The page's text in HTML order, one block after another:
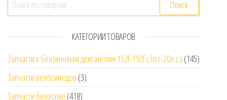
Поиск
КАТЕГОРИИ ТОВАРОВ
Запчасти к бензиновым двигателям 152f-192f (3л.с-20л.с.) (145)
Запчасти велосипедов (3)
Запчасти бензопил (418)